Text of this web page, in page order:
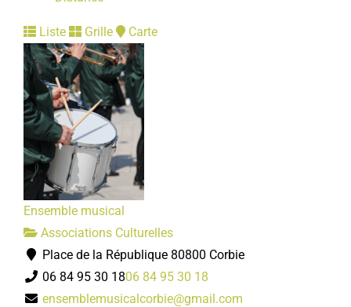
Liste Grille Carte
Ensemble musical
Associations Culturelles
Place de la République 80800 Corbie
06 84 95 30 1806 84 95 30 18
ensemblemusicalcorbie@gmail.com